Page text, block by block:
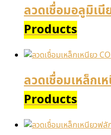
ลวดเชื่อมอลูมิเ
Products
ลวดเชื่อมเหล็กเ
Products